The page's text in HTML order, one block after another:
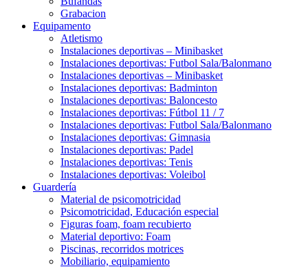
Grabacion
Equipamento
Atletismo
Instalaciones deportivas – Minibasket
Instalaciones deportivas: Futbol Sala/Balonmano
Instalaciones deportivas – Minibasket
Instalaciones deportivas: Badminton
Instalaciones deportivas: Baloncesto
Instalaciones deportivas: Fútbol 11 / 7
Instalaciones deportivas: Futbol Sala/Balonmano
Instalaciones deportivas: Gimnasia
Instalaciones deportivas: Padel
Instalaciones deportivas: Tenis
Instalaciones deportivas: Voleibol
Guardería
Material de psicomotricidad
Psicomotricidad, Educación especial
Figuras foam, foam recubierto
Material deportivo: Foam
Piscinas, recorridos motrices
Mobiliario, equipamiento